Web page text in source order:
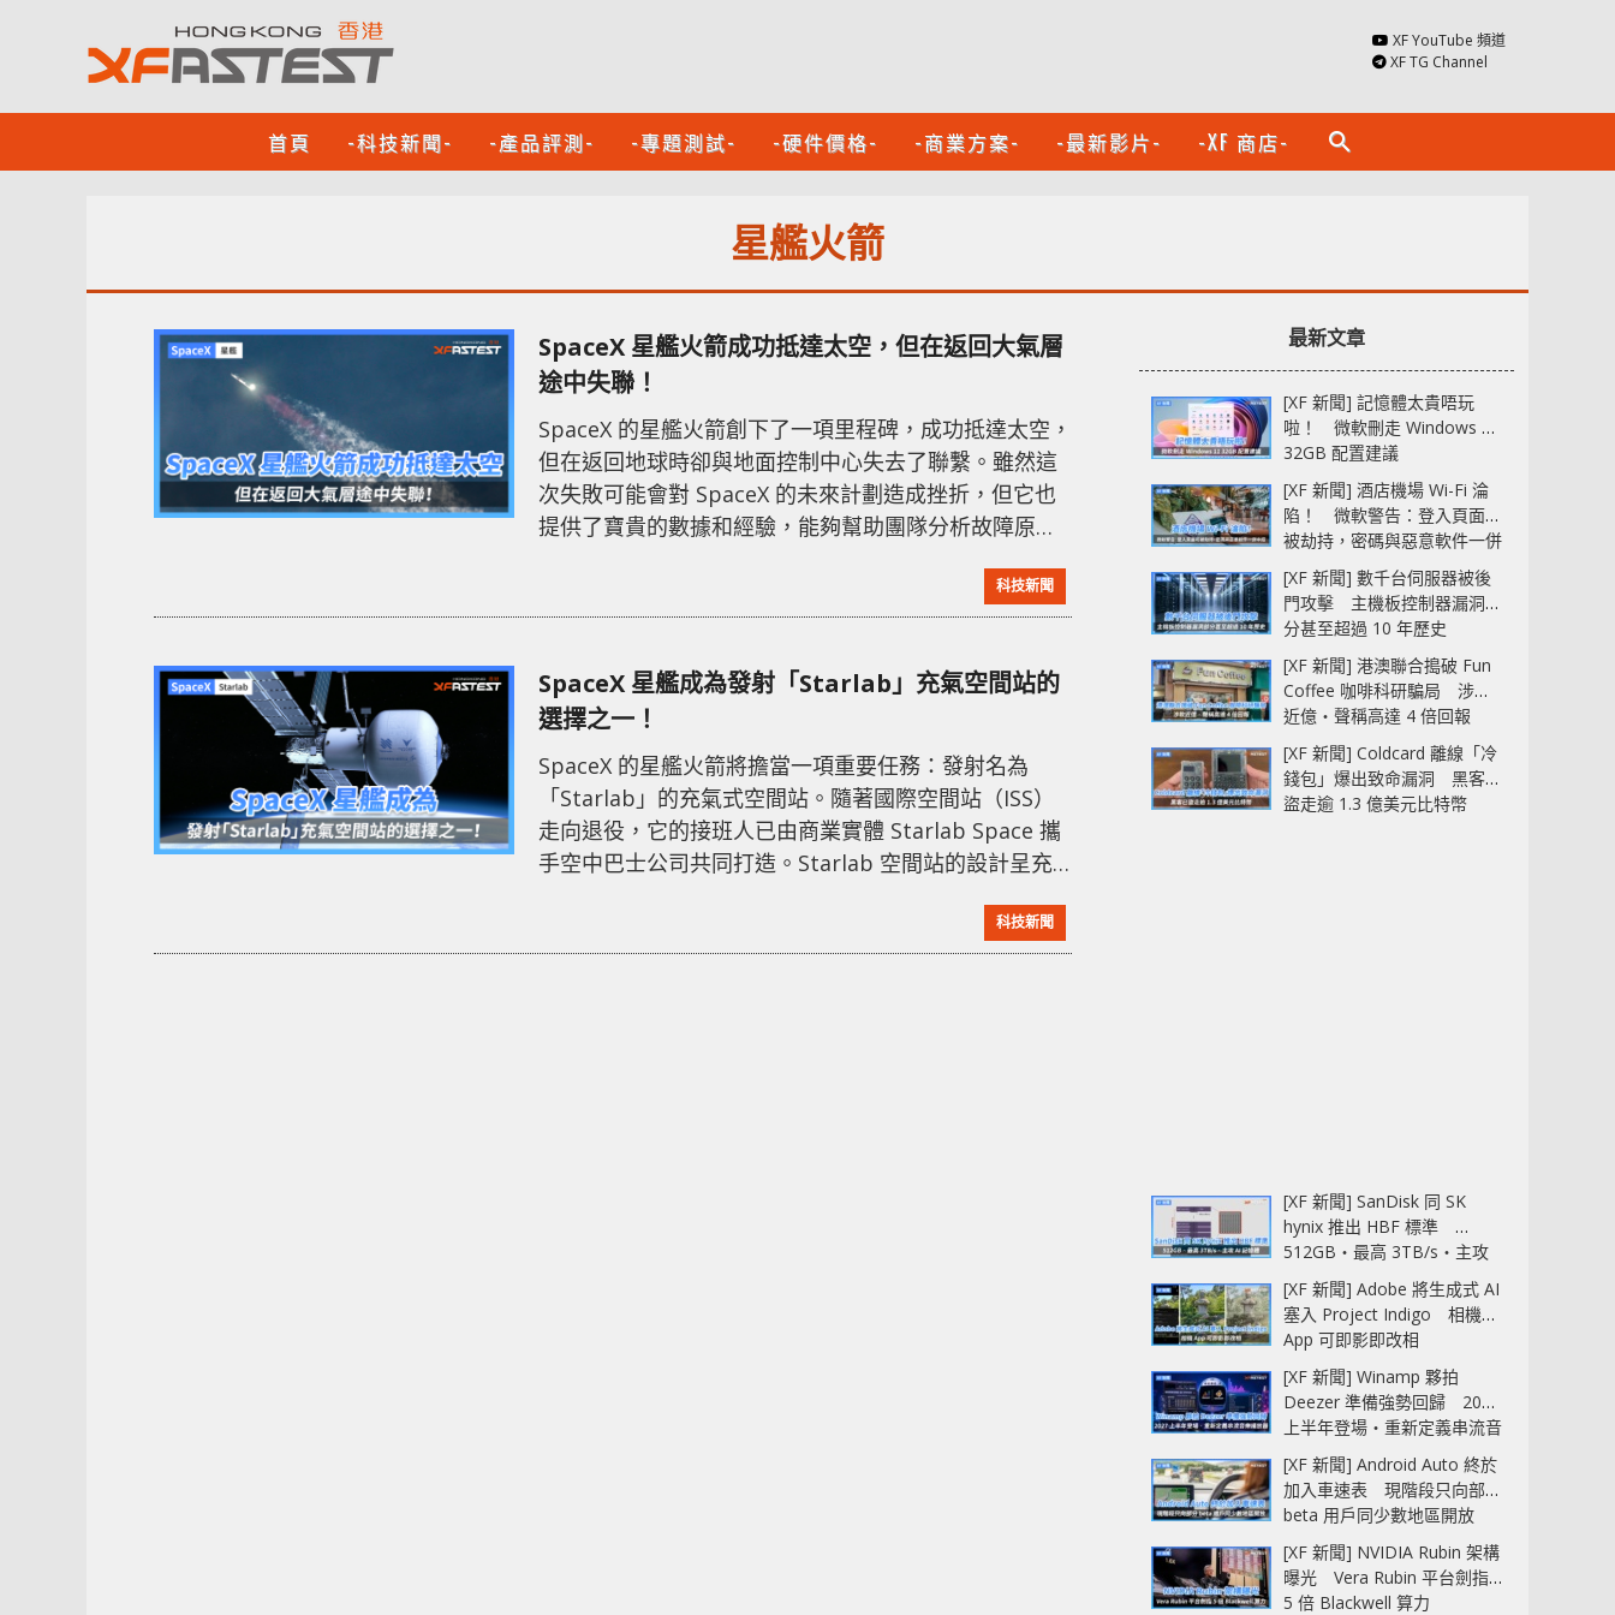
XF YouTube 頻道
XF TG Channel
首頁 -科技新聞- -產品評測- -專題測試- -硬件價格- -商業方案- -最新影片- -XF 商店- search
星艦火箭
SpaceX 星艦火箭成功抵達太空，但在返回大氣層
途中失聯！
SpaceX 的星艦火箭創下了一項里程碑，成功抵達太空，
但在返回地球時卻與地面控制中心失去了聯繫。雖然這
次失敗可能會對 SpaceX 的未來計劃造成挫折，但它也
提供了寶貴的數據和經驗，能夠幫助團隊分析故障原因
鍵，包括載人登月和載人火星任務。這次的太空飛行是
對火箭性能的一次重要測試，但其結果卻讓人措手不
力，但其在返回地球的過程中出現了問題。 太空探索一
直是充滿挑戰和不確定性的領域，而
科技新聞
SpaceX 星艦成為發射「Starlab」充氣空間站的
選擇之一！
SpaceX 的星艦火箭將擔當一項重要任務：發射名為
「Starlab」的充氣式空間站。隨著國際空間站（ISS）
走向退役，它的接班人已由商業實體 Starlab Space 攜
手空中巴士公司共同打造。Starlab 空間站的設計呈充
設計使其在發射時能夠壓縮在一個相對較小的體積內，
壓縮後的模組直徑約為 8米，剛好與 SpaceX 星艦的貨
科技新聞
最新文章
[XF 新聞] 記憶體太貴唔玩
啦！ 微軟刪走 Windows 11
32GB 配置建議
[XF 新聞] 酒店機場 Wi-Fi 淪
陷！ 微軟警告：登入頁面可
被劫持，密碼與惡意軟件一併
中招
[XF 新聞] 數千台伺服器被後
門攻擊 主機板控制器漏洞部
分甚至超過 10 年歷史
[XF 新聞] 港澳聯合搗破 Fun
Coffee 咖啡科研騙局 涉款
近億‧聲稱高達 4 倍回報
[XF 新聞] Coldcard 離線「冷
錢包」爆出致命漏洞 黑客已
盜走逾 1.3 億美元比特幣
[XF 新聞] SanDisk 同 SK
hynix 推出 HBF 標準
512GB‧最高 3TB/s‧主攻
AI 記憶體
[XF 新聞] Adobe 將生成式 AI
塞入 Project Indigo 相機
App 可即影即改相
[XF 新聞] Winamp 夥拍
Deezer 準備強勢回歸 2027
上半年登場‧重新定義串流音
樂播放器
[XF 新聞] Android Auto 終於
加入車速表 現階段只向部分
beta 用戶同少數地區開放
[XF 新聞] NVIDIA Rubin 架構
曝光 Vera Rubin 平台劍指
5 倍 Blackwell 算力